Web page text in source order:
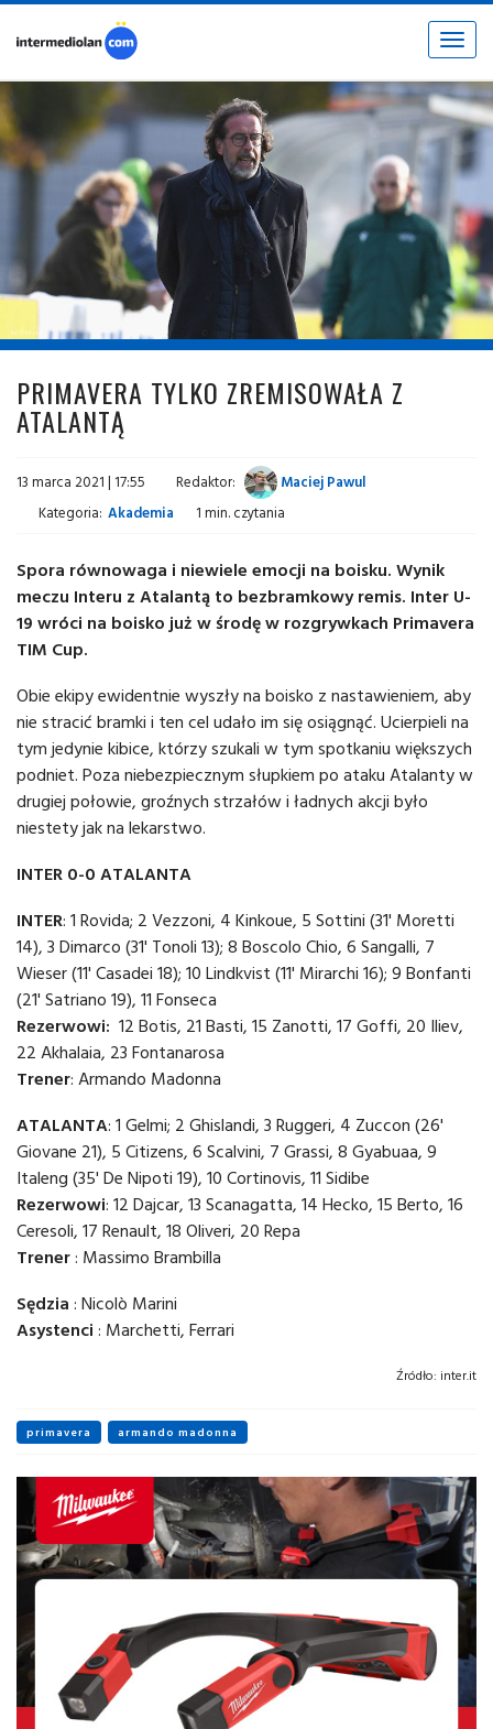
Toggle
fot. © inter.it
PRIMAVERA TYLKO ZREMISOWAŁA Z
ATALANTĄ
13 marca 2021 | 17:55 Redaktor:
Maciej Pawul
Kategoria: Akademia 1 min. czytania
Spora równowaga i niewiele emocji na boisku. Wynik
meczu Interu z Atalantą to bezbramkowy remis. Inter U-
19 wróci na boisko już w środę w rozgrywkach Primavera
TIM Cup.
Obie ekipy ewidentnie wyszły na boisko z nastawieniem, aby
nie stracić bramki i ten cel udało im się osiągnąć. Ucierpieli na
tym jedynie kibice, którzy szukali w tym spotkaniu większych
podniet. Poza niebezpiecznym słupkiem po ataku Atalanty w
drugiej połowie, groźnych strzałów i ładnych akcji było
niestety jak na lekarstwo.
INTER 0-0 ATALANTA
INTER: 1 Rovida; 2 Vezzoni, 4 Kinkoue, 5 Sottini (31' Moretti
14), 3 Dimarco (31' Tonoli 13); 8 Boscolo Chio, 6 Sangalli, 7
Wieser (11' Casadei 18); 10 Lindkvist (11' Mirarchi 16); 9 Bonfanti
(21' Satriano 19), 11 Fonseca
Rezerwowi: 12 Botis, 21 Basti, 15 Zanotti, 17 Goffi, 20 Iliev,
22 Akhalaia, 23 Fontanarosa
Trener: Armando Madonna
ATALANTA: 1 Gelmi; 2 Ghislandi, 3 Ruggeri, 4 Zuccon (26'
Giovane 21), 5 Citizens, 6 Scalvini, 7 Grassi, 8 Gyabuaa, 9
Italeng (35' De Nipoti 19), 10 Cortinovis, 11 Sidibe
Rezerwowi: 12 Dajcar, 13 Scanagatta, 14 Hecko, 15 Berto, 16
Ceresoli, 17 Renault, 18 Oliveri, 20 Repa
Trener: Massimo Brambilla
Sędzia : Nicolò Marini
Asystenci : Marchetti, Ferrari
Źródło: inter.it
primavera armando madonna